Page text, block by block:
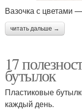
Вазочка с цветами
читать дальше →
17
бутылок
Пластиковые
каждый день.